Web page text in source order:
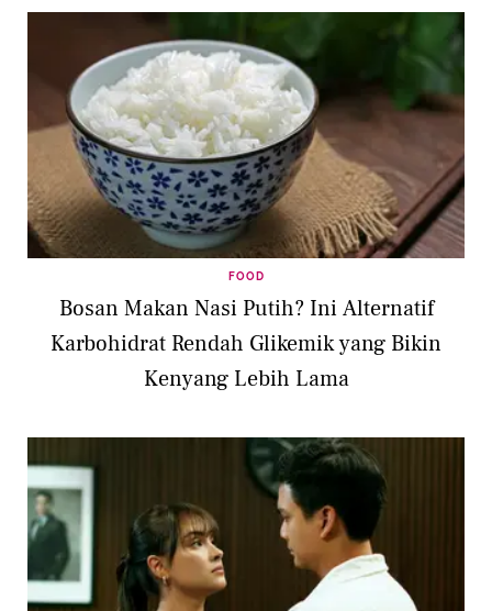
FOOD
Bosan Makan Nasi Putih? Ini Alternatif
Karbohidrat Rendah Glikemik yang Bikin
Kenyang Lebih Lama